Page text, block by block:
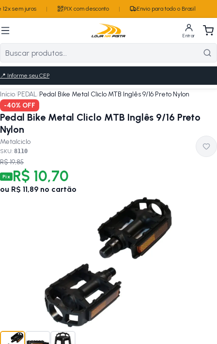
sem juros PIX com desconto Envio para todo o Brasil
Entrar
📍 Informe seu CEP
Início/PEDAL/Pedal Bike Metal Cliclo MTB Inglês 9/16 Preto Nylon
-40% OFF
Pedal Bike Metal Cliclo MTB Inglês 9/16 Preto
Nylon
Metalciclo
SKU: 8110
R$ 19,85
Pix R$ 10,70
ou R$ 11,89 no cartão